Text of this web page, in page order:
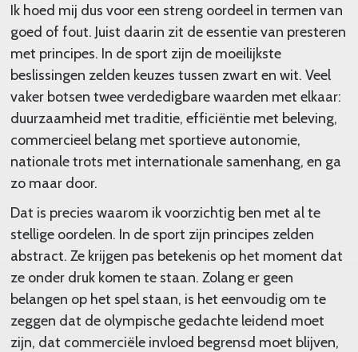
Ik hoed mij dus voor een streng oordeel in termen van
goed of fout. Juist daarin zit de essentie van presteren
met principes. In de sport zijn de moeilijkste
beslissingen zelden keuzes tussen zwart en wit. Veel
vaker botsen twee verdedigbare waarden met elkaar:
duurzaamheid met traditie, efficiëntie met beleving,
commercieel belang met sportieve autonomie,
nationale trots met internationale samenhang, en ga
zo maar door.
Dat is precies waarom ik voorzichtig ben met al te
stellige oordelen. In de sport zijn principes zelden
abstract. Ze krijgen pas betekenis op het moment dat
ze onder druk komen te staan. Zolang er geen
belangen op het spel staan, is het eenvoudig om te
zeggen dat de olympische gedachte leidend moet
zijn, dat commerciële invloed begrensd moet blijven,